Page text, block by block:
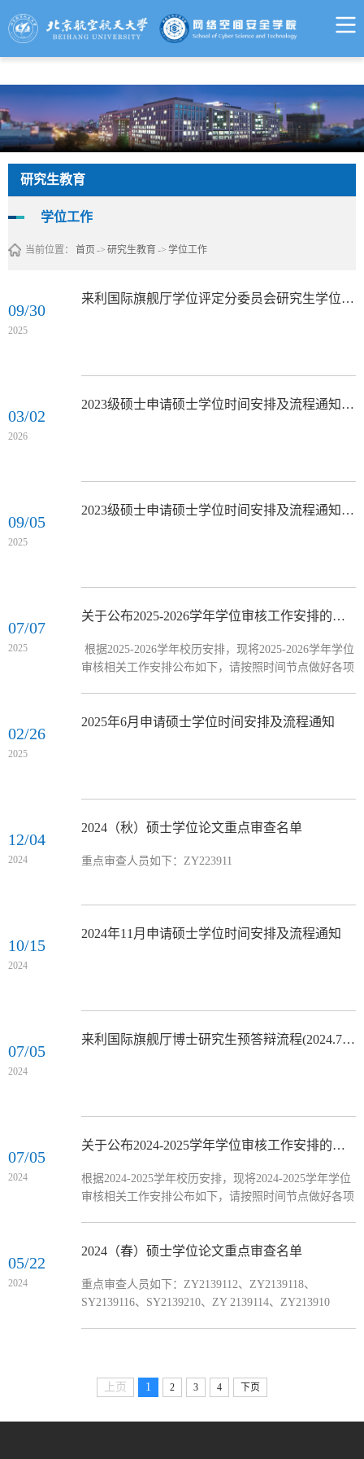
来利国际旗舰厅 - w66.利来(中国区)
研究生教育
学位工作
当前位置： 首页 -> 研究生教育 -> 学位工作
09/30
2025
来利国际旗舰厅学位评定分委员会研究生学位申请实施细则
03/02
2026
2023级硕士申请硕士学位时间安排及流程通知（2026年5月答辩）
09/05
2025
2023级硕士申请硕士学位时间安排及流程通知（2025年11月答辩）
07/07
2025
关于公布2025-2026学年学位审核工作安排的通知
根据2025-2026学年校历安排，现将2025-2026学年学位
审核相关工作安排公布如下，请按照时间节点做好各项
间第1次秋季学期第9周（2025.11.3-2025.11.9）
02/26
2025
2025年6月申请硕士学位时间安排及流程通知
12/04
2024
2024（秋）硕士学位论文重点审查名单
重点审查人员如下：ZY223911
10/15
2024
2024年11月申请硕士学位时间安排及流程通知
07/05
2024
来利国际旗舰厅博士研究生预答辩流程(2024.7更新)
07/05
2024
关于公布2024-2025学年学位审核工作安排的通知
根据2024-2025学年校历安排，现将2024-2025学年学位
审核相关工作安排公布如下，请按照时间节点做好各项
前2024.10.25前第2次秋季学期第18周（2025.1.1-
17周（2025.6.16-2025.6.22）2025.6.4前2025.6.6前参加
秋季学期第1次公司分会的博士研究生于10.9前完成学
05/22
2024
2024（春）硕士学位论文重点审查名单
重点审查人员如下：ZY2139112、ZY2139118、
SY2139116、SY2139210、ZY 2139114、ZY213910
上页 1 2 3 4 下页